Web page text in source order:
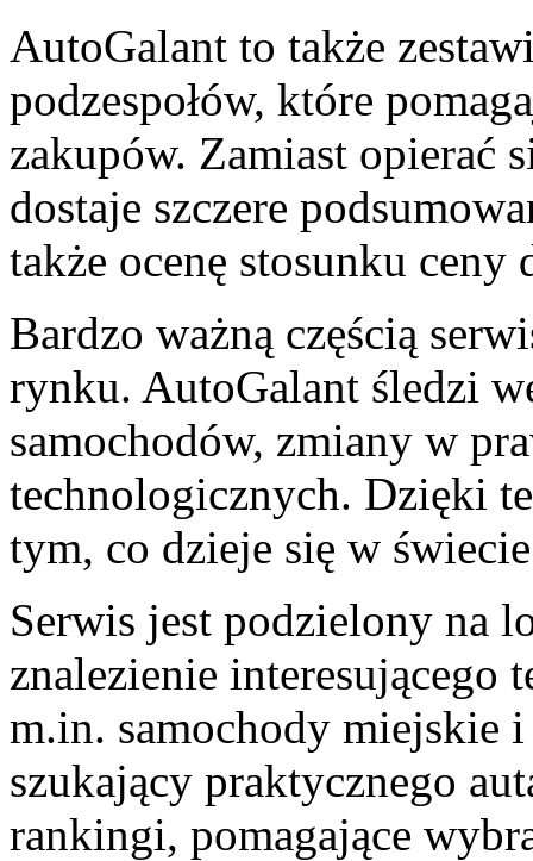
AutoGalant to także
podzespołów, które
zakupów. Zamiast opierać
dostaje szczere
także ocenę stosunku ceny
Bardzo ważną częścią
rynku. AutoGalant śledzi
samochodów, zmiany w
technologicznych. Dzięki
tym, co dzieje się w
Serwis jest podzielony na
znalezienie interesującego
m.in. samochody miejskie
szukający praktycznego
rankingi, pomagające